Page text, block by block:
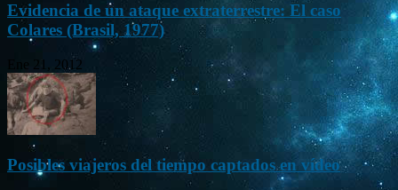
Evidencia de un ataque extraterrestre: El caso
Colares (Brasil, 1977)
Ene 21, 2012
Posibles viajeros del tiempo captados en vídeo